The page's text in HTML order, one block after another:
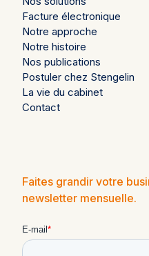
Facture électronique
Notre approche
Notre histoire
Nos publications
Postuler chez Stengelin
La vie du cabinet
Contact
Faites grandir votre
newsletter mensuelle.